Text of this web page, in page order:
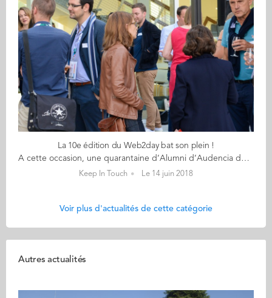
La 10e édition du Web2day bat son plein !
A cette occasion, une quarantaine d’Alumni d’Audencia des programmes SciencesCom, Bachelor, Grande Ecole, ExecMBA, MBA et MCI se sont réunis sur la terrasse du Médiacampus pour prolonger cette 1ère journée de conférences. Près de 200 rendez-vous sur 6 lieux en simultanées pendant 3 jours ! Oui, le programme est dense et mieux vaut préparer le sien à l’avance. Le Web2day* propose un condensé des dernières tendances et des meilleures pratiques en matière d’innovation numérique. Conférences, workshops, showroom, concours de startups, soirées, les professionnels du numérique viennent faire le plein de nouveautés, d’inspirations et de rencontres. Pendant que certains diplômés confiaient, à l’afterwork Audencia Alumni, leurs premières impressions sur la conférence inaugurale et l’utopie numérique, d’autres échangeaient sur leurs évolutions professionnelles. Un moment convivial et riche en infos autour d’un cocktail avant de repartir vers la suite du programme ce jeudi 14 et vendredi 15 juin ! Vous n’avez pas pu vous y rendre ? Prenez date pour l’année prochaine ! En attendant, feuilletez l’album photos de la soirée Alumni… Retrouvez un article plus complet dans la prochaine édition de the mag, à paraître le 6 juillet... et en attendant découvrez ou relisez the mag #2. Bonne lecture ! *Organisé par Atlantic 2.0, le Web2day est organisé à Nantes, ville labellisée "Métropole French Tech" depuis novembre 2014 et reconnue pour la forte attractivité de son écosystème numérique. En 2018, il a lieu les 13, 14, et 15 juin, avec de nombreuses conférences dans la salle Forum du Mediacampus.
Keep In Touch Le 14 juin 2018
Voir plus d'actualités de cette catégorie
Autres actualités